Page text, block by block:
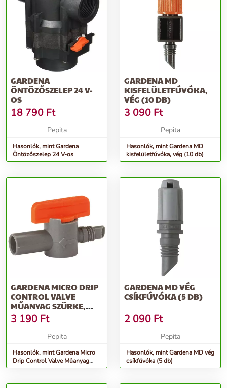
GARDENA
ÖNTÖZŐSZELEP 24 V-
OS
18 790 Ft
Pepita
Hasonlók, mint Gardena
Öntözőszelep 24 V-os
GARDENA MD
KISFELÜLETFÚVÓKA,
VÉG (10 DB)
3 090 Ft
Pepita
Hasonlók, mint Gardena MD
kisfelületfúvóka, vég (10 db)
GARDENA MICRO DRIP
CONTROL VALVE
MŰANYAG SZÜRKE,
NARANCSSÁRGA
3 190 Ft
Pepita
Hasonlók, mint Gardena Micro
Drip Control Valve Műanyag
Szürke, Narancssárga
GARDENA MD VÉG
CSÍKFÚVÓKA (5 DB)
2 090 Ft
Pepita
Hasonlók, mint Gardena MD vég
csíkfúvóka (5 db)